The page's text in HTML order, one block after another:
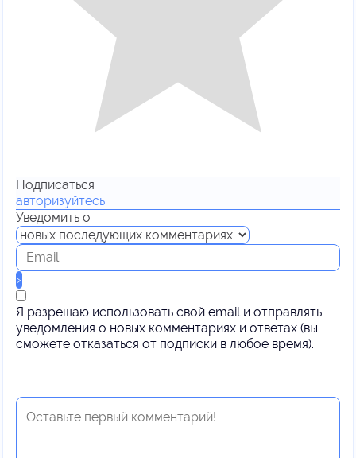
Подписаться
авторизуйтесь
Уведомить о
Я разрешаю использовать свой email и отправлять
уведомления о новых комментариях и ответах (вы
cможете отказаться от подписки в любое время).